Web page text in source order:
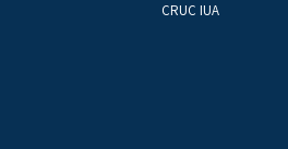
CRUC IUA